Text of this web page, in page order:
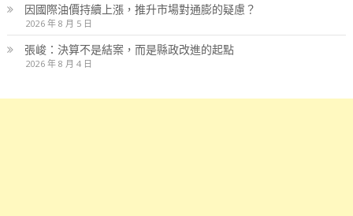
因國際油價持續上漲，推升市場對通膨的疑慮？
2026 年 8 月 5 日
張峻：決算不是結案，而是縣政改進的起點
2026 年 8 月 4 日